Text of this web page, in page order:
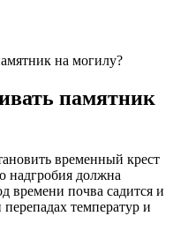
на могилу?
памятник
временный крест
надгробия должна
времени почва садится и
температур и